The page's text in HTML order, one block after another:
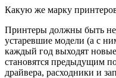
Какую же марку
Принтеры должны быть
устаревшие модели (а с
каждый год выходят
становятся предыдущим
драйвера, расходники и